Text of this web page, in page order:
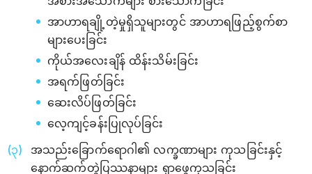
အာဟာရချို့တဲ့မှုရှိသူများတွင် အာဟာရဖြည့်စွက်စာ
များပေးခြင်း
ကိုယ်အလေးချိန် ထိန်းသိမ်းခြင်း
အရက်ဖြတ်ခြင်း
ဆေးလိပ်ဖြတ်ခြင်း
လေ့ကျင့်ခန်းပြုလုပ်ခြင်း
အသည်းခြောက်ရောဂါ၏ လက္ခဏာများ ကုသခြင်းနှင့်
နောက်ဆက်တွဲပြဿနာများ ရှာဖွေကုသခြင်း